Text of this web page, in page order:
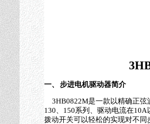
一、 步进电机驱动器简介
3HB0822M是一款以精确正弦
130
150系列、驱动电流在10A
拨动开关可以轻松的实现对不